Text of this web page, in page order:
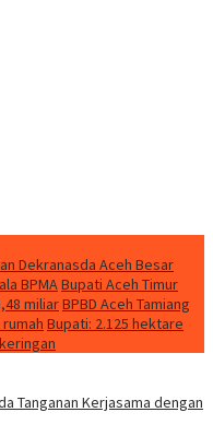
Dekranasda Aceh Besar
BPMABupati Aceh Timur
miliarBPBD Aceh Tamiang
Bupati: 2.125 hektare
Tanganan Kerjasama dengan